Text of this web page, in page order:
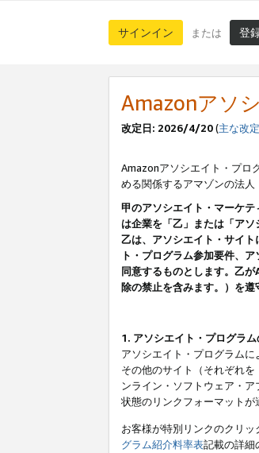
サインイン または 登
Amazonアソ
改定日: 2026/4/20(主な改
Amazonアソシエイト・プロ
める関係するアマゾンの法人
甲のアソシエイト・マーケ
は企業を「乙」または「ア
乙は、アソシエイト・サイ
ト・プログラム参加要件、
同意するものとします。乙
除の禁止を含みます。）を遵
1. アソシエイト・プログラム
アソシエイト・プログラムに
その他のサイト（それぞれを
ンライン・ソフトウェア・
状態のリンクフォーマット
お客様が特別リンクのクリ
グラム紹介料率表記載の詳細